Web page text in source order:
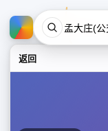
返回